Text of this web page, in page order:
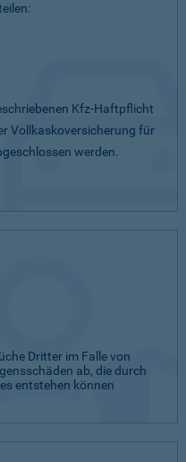
Kfz-Haftpflicht
Vollkaskoversicherung für
werden.
Dritter im Falle von
ab, die durch
entstehen können